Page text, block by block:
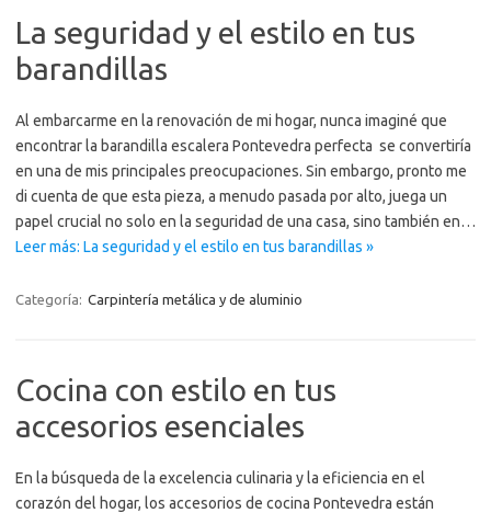
La seguridad y el estilo en tus
barandillas
Al embarcarme en la renovación de mi hogar, nunca imaginé que
encontrar la barandilla escalera Pontevedra perfecta se convertiría
en una de mis principales preocupaciones. Sin embargo, pronto me
di cuenta de que esta pieza, a menudo pasada por alto, juega un
papel crucial no solo en la seguridad de una casa, sino también en…
Leer más: La seguridad y el estilo en tus barandillas »
Categoría: Carpintería metálica y de aluminio
Cocina con estilo en tus
accesorios esenciales
En la búsqueda de la excelencia culinaria y la eficiencia en el
corazón del hogar, los accesorios de cocina Pontevedra están